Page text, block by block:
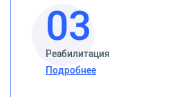
03
Реабилитация
Подробнее